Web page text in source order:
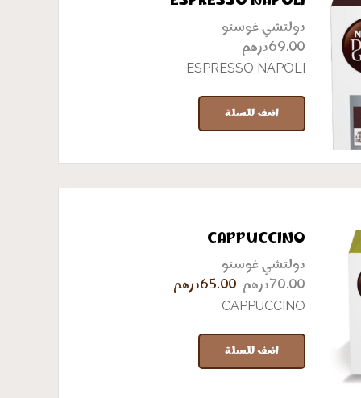
دولتشي غوستو
69.00درهم
ESPRESSO NAPOLI
اضف للسلة
CAPPUCCINO
دولتشي غوستو
70.00درهم Original
price
70.00MAD.
65.00درهم
CAPPUCCINO
اضف للسلة